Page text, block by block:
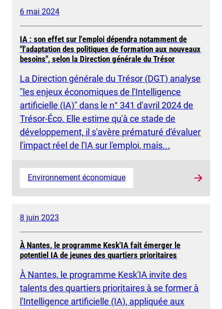
6 mai 2024
IA : son effet sur l'emploi dépendra notamment de
"l'adaptation des politiques de formation aux nouveaux
besoins", selon la Direction générale du Trésor
La Direction générale du Trésor (DGT) analyse
"les enjeux économiques de l'Intelligence
artificielle (IA)" dans le n° 341 d'avril 2024 de
Trésor-Éco. Elle estime qu'à ce stade de
développement, il s'avère prématuré d'évaluer
l'impact réel de l'IA sur l'emploi, mais...
Environnement économique
8 juin 2023
À Nantes, le programme Kesk'IA fait émerger le
potentiel IA de jeunes des quartiers prioritaires
À Nantes, le programme Kesk'IA invite des
talents des quartiers prioritaires à se former à
l'Intelligence artificielle (IA), appliquée aux